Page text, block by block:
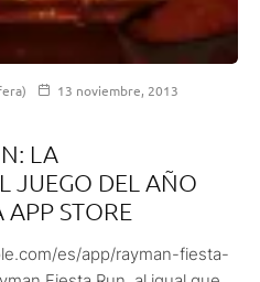
13 noviembre, 2013
LA
JUEGO DEL AÑO
APP STORE
es/app/rayman-fiesta-